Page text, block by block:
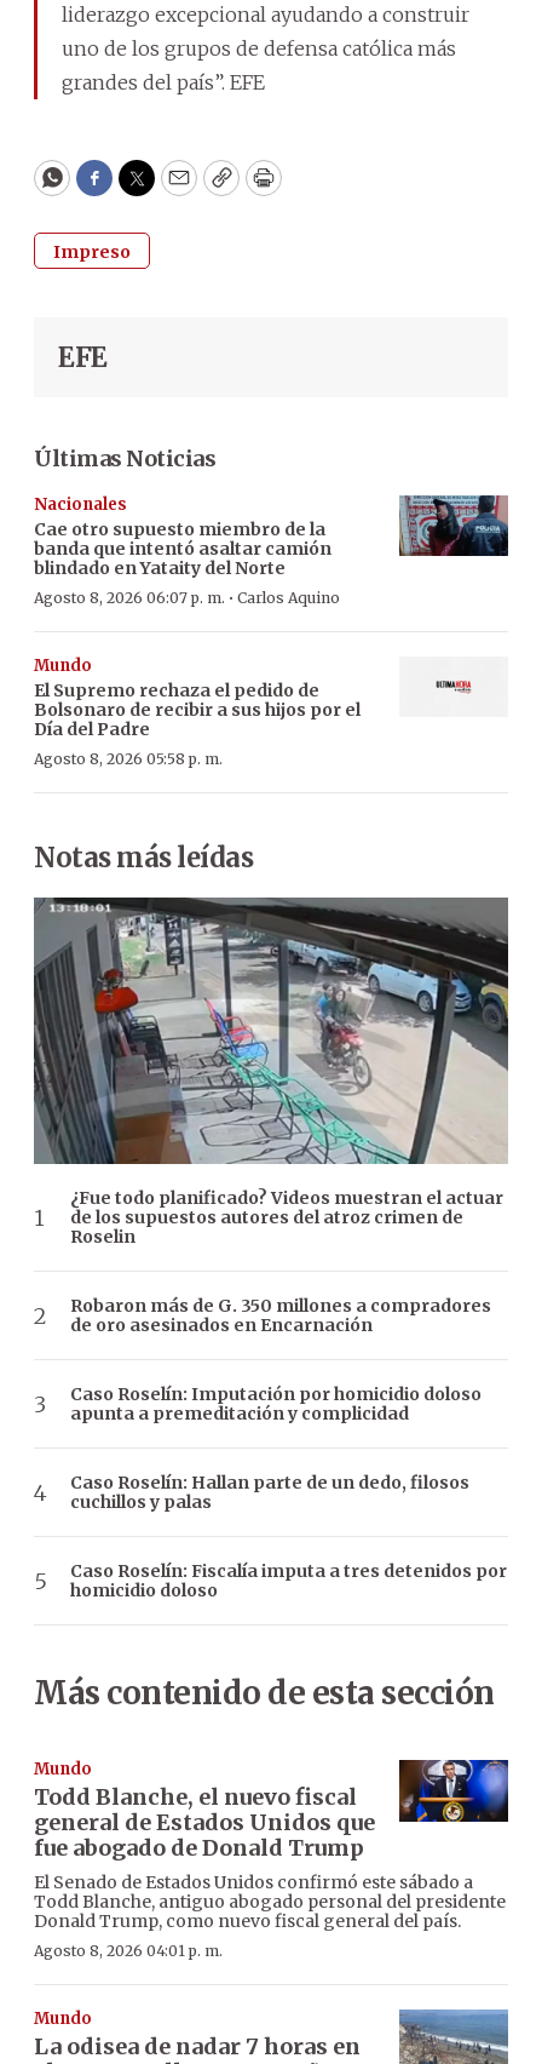
liderazgo excepcional ayudando a construir
uno de los grupos de defensa católica más
grandes del país”. EFE
WhatsApp
Facebook
Twitter
EmailCopyPrint
Impreso
EFE
Últimas Noticias
Nacionales
Cae otro supuesto miembro de la
banda que intentó asaltar camión
blindado en Yataity del Norte
Agosto 8, 2026 06:07 p. m. · Carlos Aquino
Mundo
El Supremo rechaza el pedido de
Bolsonaro de recibir a sus hijos por el
Día del Padre
Agosto 8, 2026 05:58 p. m.
Notas más leídas
¿Fue todo planificado? Videos muestran el actuar
de los supuestos autores del atroz crimen de
Roselin
Robaron más de G. 350 millones a compradores
de oro asesinados en Encarnación
Caso Roselín: Imputación por homicidio doloso
apunta a premeditación y complicidad
Caso Roselín: Hallan parte de un dedo, filosos
cuchillos y palas
Caso Roselín: Fiscalía imputa a tres detenidos por
homicidio doloso
Más contenido de esta sección
Mundo
Todd Blanche, el nuevo fiscal
general de Estados Unidos que
fue abogado de Donald Trump
El Senado de Estados Unidos confirmó este sábado a
Todd Blanche, antiguo abogado personal del presidente
Donald Trump, como nuevo fiscal general del país.
Agosto 8, 2026 04:01 p. m.
Mundo
La odisea de nadar 7 horas en